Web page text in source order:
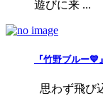
遊びに来 ...
『竹野ブルー💙』
思わず飛び